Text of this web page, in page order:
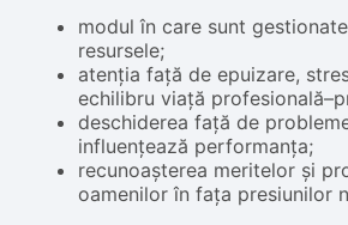
modul în care sunt
resursele;
atenția față de epuizare,
echilibru viață
deschiderea față de
influențează performanța;
recunoașterea meritelor și
oamenilor în fața presiunilor